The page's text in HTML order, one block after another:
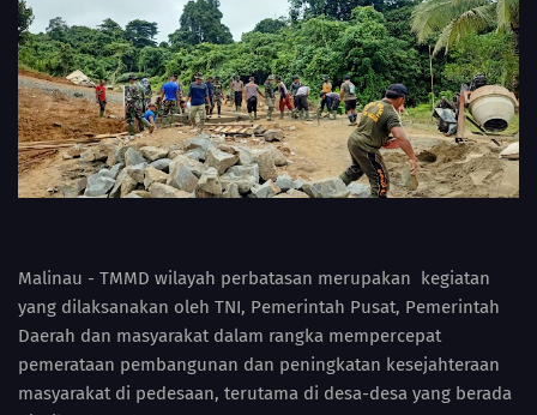
Malinau - TMMD wilayah perbatasan merupakan kegiatan
yang dilaksanakan oleh TNI, Pemerintah Pusat, Pemerintah
Daerah dan masyarakat dalam rangka mempercepat
pemerataan pembangunan dan peningkatan kesejahteraan
masyarakat di pedesaan, terutama di desa-desa yang berada